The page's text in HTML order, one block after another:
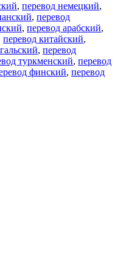
, перевод немецкий,
, перевод
, перевод арабский,
перевод китайский,
, перевод
туркменский, перевод
финский, перевод